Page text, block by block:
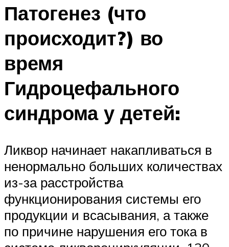
Патогенез (что
происходит?) во
время
Гидроцефального
синдрома у детей:
Ликвор начинает накапливаться в
ненормально больших количествах
из-за расстройства
функционирования системы его
продукции и всасывания, а также
по причине нарушения его тока в